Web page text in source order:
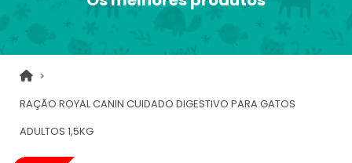
RAÇÃO ROYAL CANIN CUIDADO DIGESTIVO PARA GATOS
ADULTOS 1,5KG